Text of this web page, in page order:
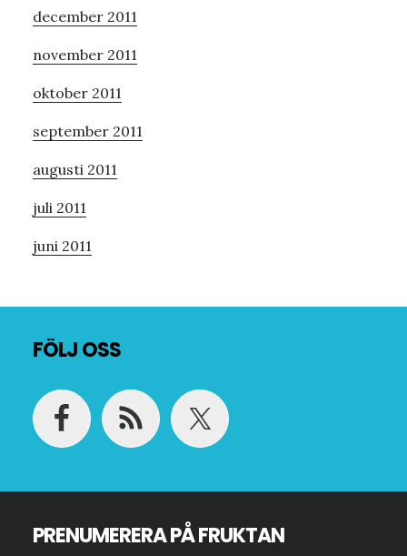
december 2011
november 2011
oktober 2011
september 2011
augusti 2011
juli 2011
juni 2011
FÖLJ OSS
PRENUMERERA PÅ FRUKTAN